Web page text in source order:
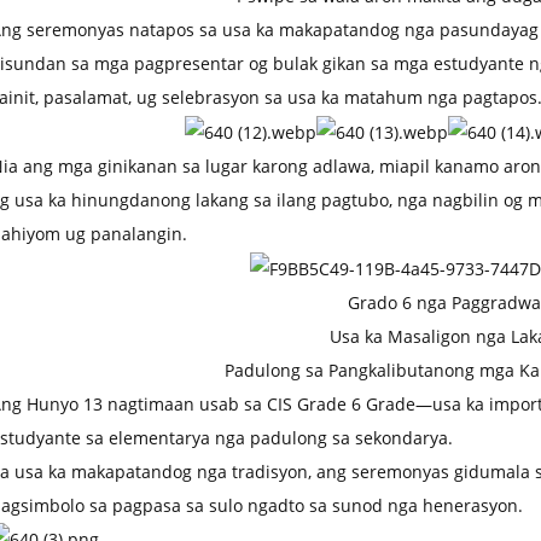
seremonyas natapos sa usa ka makapatandog nga
sa mga pagpresentar og bulak gikan sa mga estudyante
pasalamat, ug selebrasyon sa usa ka matahum nga pagtapos.
ang mga ginikanan sa lugar karong adlawa, miapil kanamo
usa ka hinungdanong lakang sa ilang pagtubo, nga nagbilin og
ug panalangin.
Grado 6 nga
Usa ka Masaligon nga
Padulong sa Pangkalibutanong mga
Hunyo 13 nagtimaan usab sa CIS Grade 6 Grade—usa ka
sa elementarya nga padulong sa sekondarya.
usa ka makapatandog nga tradisyon, ang seremonyas gidumala
sa pagpasa sa sulo ngadto sa sunod nga henerasyon.